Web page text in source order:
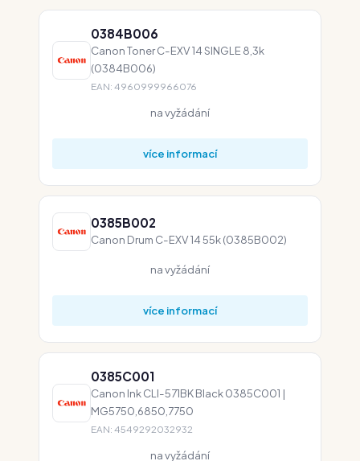
0384B006
Canon Toner C-EXV 14 SINGLE 8,3k
(0384B006)
EAN: 4960999966076
na vyžádání
více informací
0385B002
Canon Drum C-EXV 14 55k (0385B002)
na vyžádání
více informací
0385C001
Canon Ink CLI-571BK Black 0385C001 |
MG5750,6850,7750
EAN: 4549292032932
na vyžádání